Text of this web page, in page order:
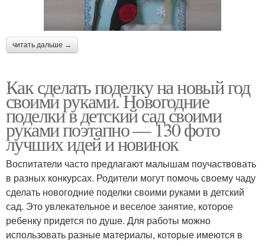
читать дальше →
Как сделать поделку на новый год
своими руками. Новогодние
поделки в детский сад своими
руками поэтапно — 130 фото
лучших идей и новинок
Воспитатели часто предлагают малышам поучаствовать
в разных конкурсах. Родители могут помочь своему чаду
сделать новогодние поделки своими руками в детский
сад. Это увлекательное и веселое занятие, которое
ребенку придется по душе. Для работы можно
использовать разные материалы, которые имеются в